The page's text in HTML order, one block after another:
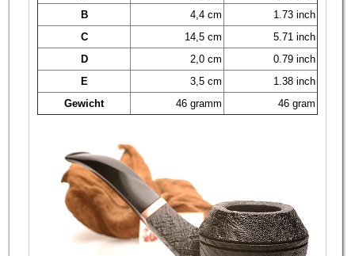
B
4,4 cm
1.73 inch
C
14,5 cm
5.71 inch
D
2,0 cm
0.79 inch
E
3,5 cm
1.38 inch
Gewicht
46 gramm 46 gram